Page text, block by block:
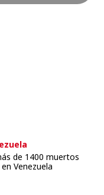
de 1400 muertos
Venezuela